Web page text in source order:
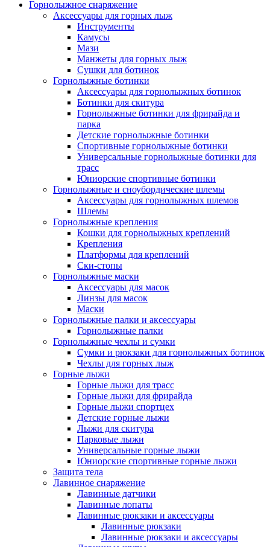
Горнолыжное снаряжение
Аксессуары для горных лыж
Инструменты
Камусы
Мази
Манжеты для горных лыж
Сушки для ботинок
Горнолыжные ботинки
Аксессуары для горнолыжных ботинок
Ботинки для скитура
Горнолыжные ботинки для фрирайда и
парка
Детские горнолыжные ботинки
Спортивные горнолыжные ботинки
Универсальные горнолыжные ботинки для
трасс
Юниорские спортивные ботинки
Горнолыжные и сноубордические шлемы
Аксессуары для горнолыжных шлемов
Шлемы
Горнолыжные крепления
Кошки для горнолыжных креплений
Крепления
Платформы для креплений
Ски-стопы
Горнолыжные маски
Аксессуары для масок
Линзы для масок
Маски
Горнолыжные палки и аксессуары
Горнолыжные палки
Горнолыжные чехлы и сумки
Сумки и рюкзаки для горнолыжных ботинок
Чехлы для горных лыж
Горные лыжи
Горные лыжи для трасс
Горные лыжи для фрирайда
Горные лыжи спортцех
Детские горные лыжи
Лыжи для скитура
Парковые лыжи
Универсальные горные лыжи
Юниорские спортивные горные лыжи
Защита тела
Лавинное снаряжение
Лавинные датчики
Лавинные лопаты
Лавинные рюкзаки и аксессуары
Лавинные рюкзаки
Лавинные рюкзаки и аксессуары